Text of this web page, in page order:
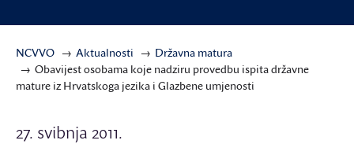
NCVVO Aktualnosti
Državna matura
Obavijest osobama koje nadziru provedbu ispita državne
mature iz Hrvatskoga jezika i Glazbene umjenosti
27. svibnja 2011.